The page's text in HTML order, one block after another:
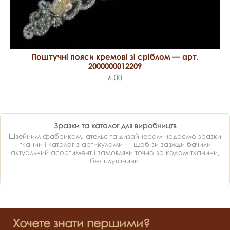
Поштучні пояси кремові зі сріблом — арт.
2000000012209
6.00
Зразки та каталог для виробництв
Швейним фабрикам, ательє та дизайнерам надаємо зразки
тканин і каталог з артикулами — щоб ви завжди бачили
актуальний асортимент і замовляли точно за кодом тканини,
без плутанини.
Хочете знати першими?